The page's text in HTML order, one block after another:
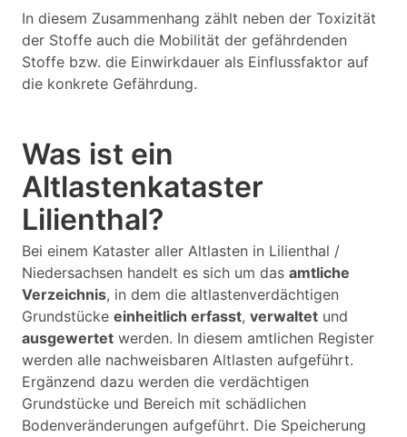
In diesem Zusammenhang zählt neben der Toxizität
der Stoffe auch die Mobilität der gefährdenden
Stoffe bzw. die Einwirkdauer als Einflussfaktor auf
die konkrete Gefährdung.
Was ist ein
Altlastenkataster
Lilienthal?
Bei einem Kataster aller Altlasten in Lilienthal /
Niedersachsen handelt es sich um das amtliche
Verzeichnis, in dem die altlastenverdächtigen
Grundstücke einheitlich erfasst, verwaltet und
ausgewertet werden. In diesem amtlichen Register
werden alle nachweisbaren Altlasten aufgeführt.
Ergänzend dazu werden die verdächtigen
Grundstücke und Bereich mit schädlichen
Bodenveränderungen aufgeführt. Die Speicherung